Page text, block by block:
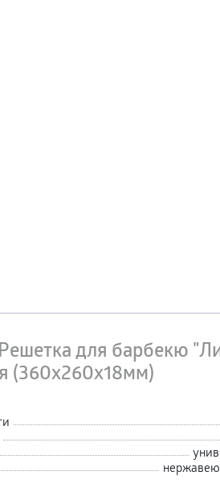
Решетка для барбекю
(360х260х18мм)